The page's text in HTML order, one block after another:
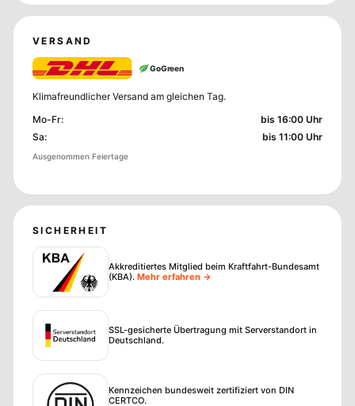
VERSAND
GoGreen
Klimafreundlicher Versand am gleichen Tag.
Mo-Fr:
bis 16:00 Uhr
Sa: bis 11:00 Uhr
Ausgenommen Feiertage
SICHERHEIT
Akkreditiertes Mitglied beim Kraftfahrt-Bundesamt
(KBA). Mehr erfahren →
SSL-gesicherte Übertragung mit Serverstandort in
Deutschland.
Kennzeichen bundesweit zertifiziert von DIN
CERTCO.